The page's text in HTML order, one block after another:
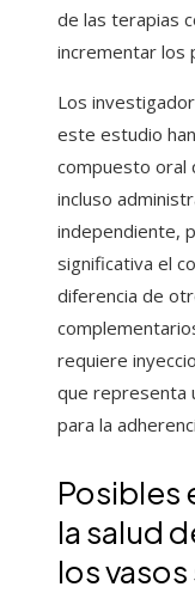
de las terapias
incrementar los
Los
este estudio
compuesto oral
incluso
independiente,
significativa el
diferencia de
requiere
que representa
para la
Posibles
la salud
los